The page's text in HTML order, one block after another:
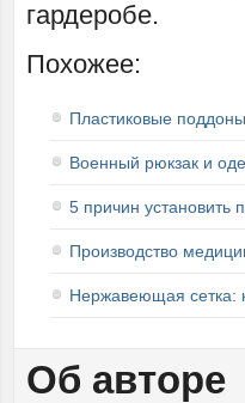
гардеробе.
Похожее:
Пластиковые поддоны
Военный рюкзак и
5 причин установить
Производство
Нержавеющая сетка:
Об авторе